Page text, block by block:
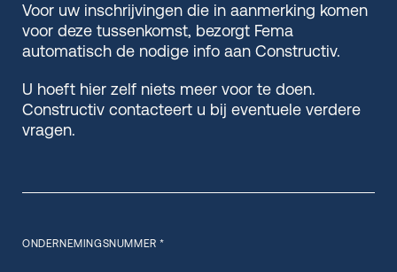
Voor uw inschrijvingen die in aanmerking komen
voor deze tussenkomst, bezorgt Fema
automatisch de nodige info aan Constructiv.
U hoeft hier zelf niets meer voor te doen.
Constructiv contacteert u bij eventuele verdere
vragen.
ONDERNEMINGSNUMMER *